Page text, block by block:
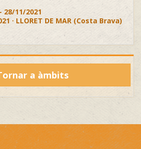
28/11/2021
· LLORET DE MAR (Costa Brava)
a àmbits